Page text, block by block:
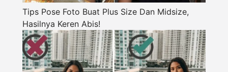
Tips Pose Foto Buat Plus Size Dan Midsize,
Hasilnya Keren Abis!